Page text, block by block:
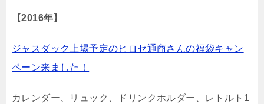
【2016年】
ジャスダック上場予定のヒロセ通商さんの福袋キャン
ペーン来ました！
カレンダー、リュック、ドリンクホルダー、レトルト1